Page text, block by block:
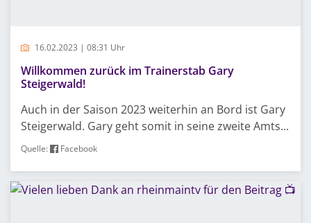
16.02.2023 | 08:31 Uhr
Willkommen zurück im Trainerstab Gary
Steigerwald!
Auch in der Saison 2023 weiterhin an Bord ist Gary
Steigerwald. Gary geht somit in seine zweite Amts...
Quelle: Facebook